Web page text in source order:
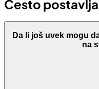
Često
Da li još uvek mogu
na